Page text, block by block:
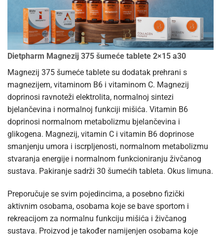
Dietpharm Magnezij 375 šumeće tablete 2×15 a30
Magnezij 375 šumeće tablete su dodatak prehrani s
magnezijem, vitaminom B6 i vitaminom C. Magnezij
doprinosi ravnoteži elektrolita, normalnoj sintezi
bjelančevina i normalnoj funkciji mišića. Vitamin B6
doprinosi normalnom metabolizmu bjelančevina i
glikogena. Magnezij, vitamin C i vitamin B6 doprinose
smanjenju umora i iscrpljenosti, normalnom metabolizmu
stvaranja energije i normalnom funkcioniranju živčanog
sustava. Pakiranje sadrži 30 šumećih tableta. Okus limuna.
Preporučuje se svim pojedincima, a posebno fizički
aktivnim osobama, osobama koje se bave sportom i
rekreacijom za normalnu funkciju mišića i živčanog
sustava. Proizvod je također namijenjen osobama koje